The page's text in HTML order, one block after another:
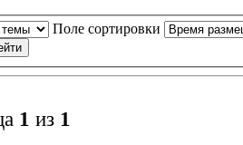
Поле сортировки
1 из 1